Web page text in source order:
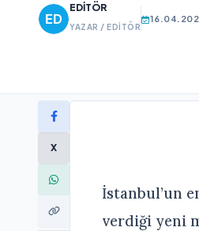
EDITÖR
YAZAR / EDITÖR
X
İstanbul’un
verdiği yeni